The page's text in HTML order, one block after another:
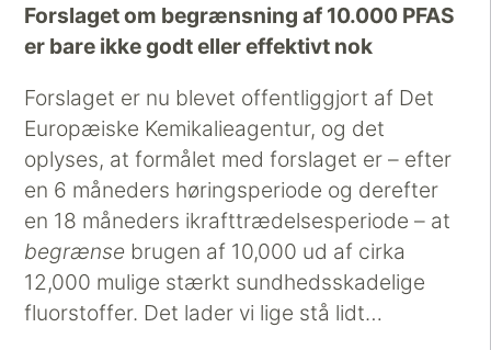
Forslaget om begrænsning af 10.000 PFAS
er bare ikke godt eller effektivt nok
Forslaget er nu blevet offentliggjort af Det
Europæiske Kemikalieagentur, og det
oplyses, at formålet med forslaget er – efter
en 6 måneders høringsperiode og derefter
en 18 måneders ikrafttrædelsesperiode – at
begrænse brugen af 10,000 ud af cirka
12,000 mulige stærkt sundhedsskadelige
fluorstoffer. Det lader vi lige stå lidt…